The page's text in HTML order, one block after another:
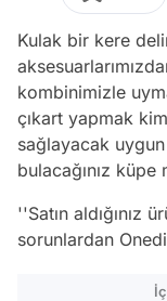
Kulak bir kere
kombinimizle
çıkart yapmak
sağlayacak
bulacağınız
''Satın aldığınız
sorunlardan